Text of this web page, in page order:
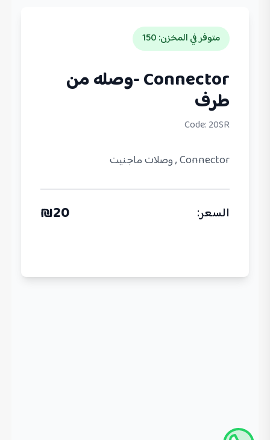
متوفر في المخزن:
150
Connector -وصله من
طرف
Code:20SR
Connector , وصلات ماجنيت
السعر:
₪20